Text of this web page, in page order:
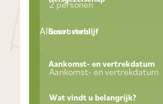
Soort verblijf
Alle soorten
Aankomst- en vertrekdatum
2 personen
Wat vindt u belangrijk?